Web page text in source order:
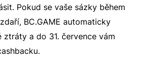
Pokud se vaše sázky během
BC.GAME automaticky
a do 31. července vám